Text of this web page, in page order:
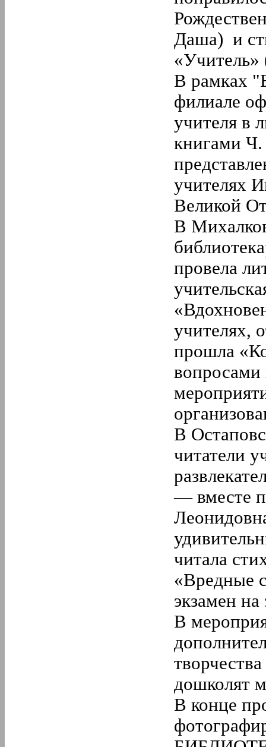
Даша) и
В рамках
филиале
учителя в
книгами
учителях
Великой
В
провела
учителях,
прошла
В
читатели
— вместе
читала
«Вредные
экзамен
В
дошколят
В конце